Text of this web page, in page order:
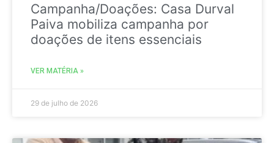
Campanha/Doações: Casa Durval
Paiva mobiliza campanha por
doações de itens essenciais
VER MATÉRIA »
29 de julho de 2026